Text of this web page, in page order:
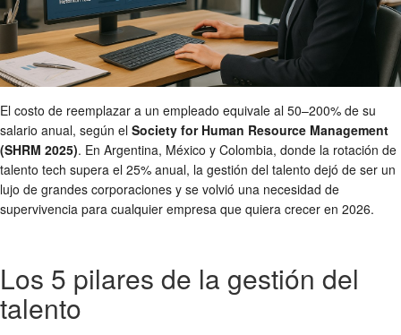
El costo de reemplazar a un empleado equivale al 50–200% de su
salario anual, según el Society for Human Resource Management
(SHRM 2025). En Argentina, México y Colombia, donde la rotación de
talento tech supera el 25% anual, la gestión del talento dejó de ser un
lujo de grandes corporaciones y se volvió una necesidad de
supervivencia para cualquier empresa que quiera crecer en 2026.
Los 5 pilares de la gestión del
talento